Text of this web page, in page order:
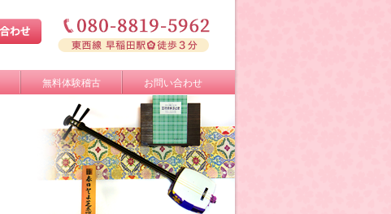
無料体験稽古 お問い合わせ